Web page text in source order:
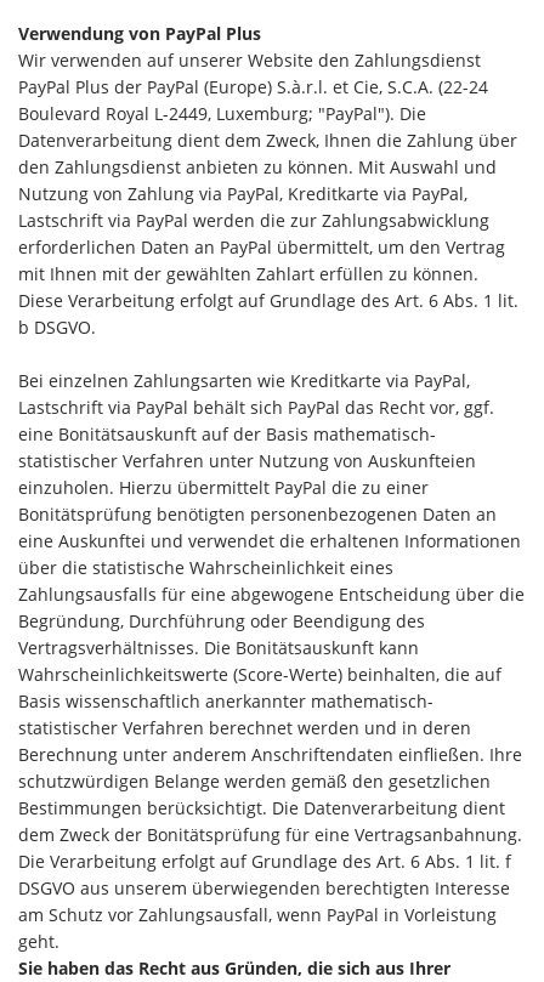
Verwendung von PayPal Plus
Wir verwenden auf unserer Website den Zahlungsdienst
PayPal Plus der PayPal (Europe) S.à.r.l. et Cie, S.C.A. (22-24
Boulevard Royal L-2449, Luxemburg; "PayPal"). Die
Datenverarbeitung dient dem Zweck, Ihnen die Zahlung über
den Zahlungsdienst anbieten zu können. Mit Auswahl und
Nutzung von Zahlung via PayPal, Kreditkarte via PayPal,
Lastschrift via PayPal werden die zur Zahlungsabwicklung
erforderlichen Daten an PayPal übermittelt, um den Vertrag
mit Ihnen mit der gewählten Zahlart erfüllen zu können.
Diese Verarbeitung erfolgt auf Grundlage des Art. 6 Abs. 1 lit.
b DSGVO.
Bei einzelnen Zahlungsarten wie Kreditkarte via PayPal,
Lastschrift via PayPal behält sich PayPal das Recht vor, ggf.
eine Bonitätsauskunft auf der Basis mathematisch-
statistischer Verfahren unter Nutzung von Auskunfteien
einzuholen. Hierzu übermittelt PayPal die zu einer
Bonitätsprüfung benötigten personenbezogenen Daten an
eine Auskunftei und verwendet die erhaltenen Informationen
über die statistische Wahrscheinlichkeit eines
Zahlungsausfalls für eine abgewogene Entscheidung über die
Begründung, Durchführung oder Beendigung des
Vertragsverhältnisses. Die Bonitätsauskunft kann
Wahrscheinlichkeitswerte (Score-Werte) beinhalten, die auf
Basis wissenschaftlich anerkannter mathematisch-
statistischer Verfahren berechnet werden und in deren
Berechnung unter anderem Anschriftendaten einfließen. Ihre
schutzwürdigen Belange werden gemäß den gesetzlichen
Bestimmungen berücksichtigt. Die Datenverarbeitung dient
dem Zweck der Bonitätsprüfung für eine Vertragsanbahnung.
Die Verarbeitung erfolgt auf Grundlage des Art. 6 Abs. 1 lit. f
DSGVO aus unserem überwiegenden berechtigten Interesse
am Schutz vor Zahlungsausfall, wenn PayPal in Vorleistung
geht.
Sie haben das Recht aus Gründen, die sich aus Ihrer